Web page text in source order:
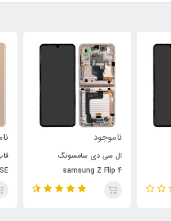
ناموجود
ال سی دی سامسونگ
samsung Z Flip 4